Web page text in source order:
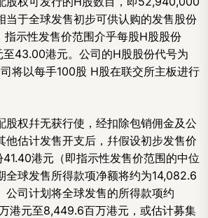
当于全球发售初步可供认购的发售股份
指示性发售价范围介乎每股H股股份
至43.00港元。公司的H股股份代号为
将以每手100股 H股在联交所主板进行
股权幷无获行使，经扣除包销佣金及公
他估计发售开支后，幷假设初步发售价
41.40港元（即指示性发售价范围的中位
全球发售所得款项净额将约为14,082.6
公司计划将全球发售的所得款项约
港元至8,449.6百万港元，或估计募集